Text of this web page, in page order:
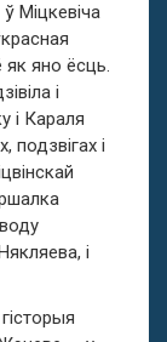
Міцкевіча
яно ёсць.
і
і Караля
подзвігах і
і